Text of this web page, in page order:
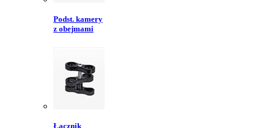
Podst. kamery
z obejmami
Łącznik